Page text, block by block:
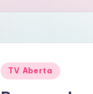
Posted
TV Aberta